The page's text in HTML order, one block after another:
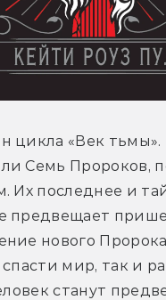
цикла «Век тьмы».
Семь Пророков,
Их последнее и
предвещает
нового
спасти мир, так и
станут